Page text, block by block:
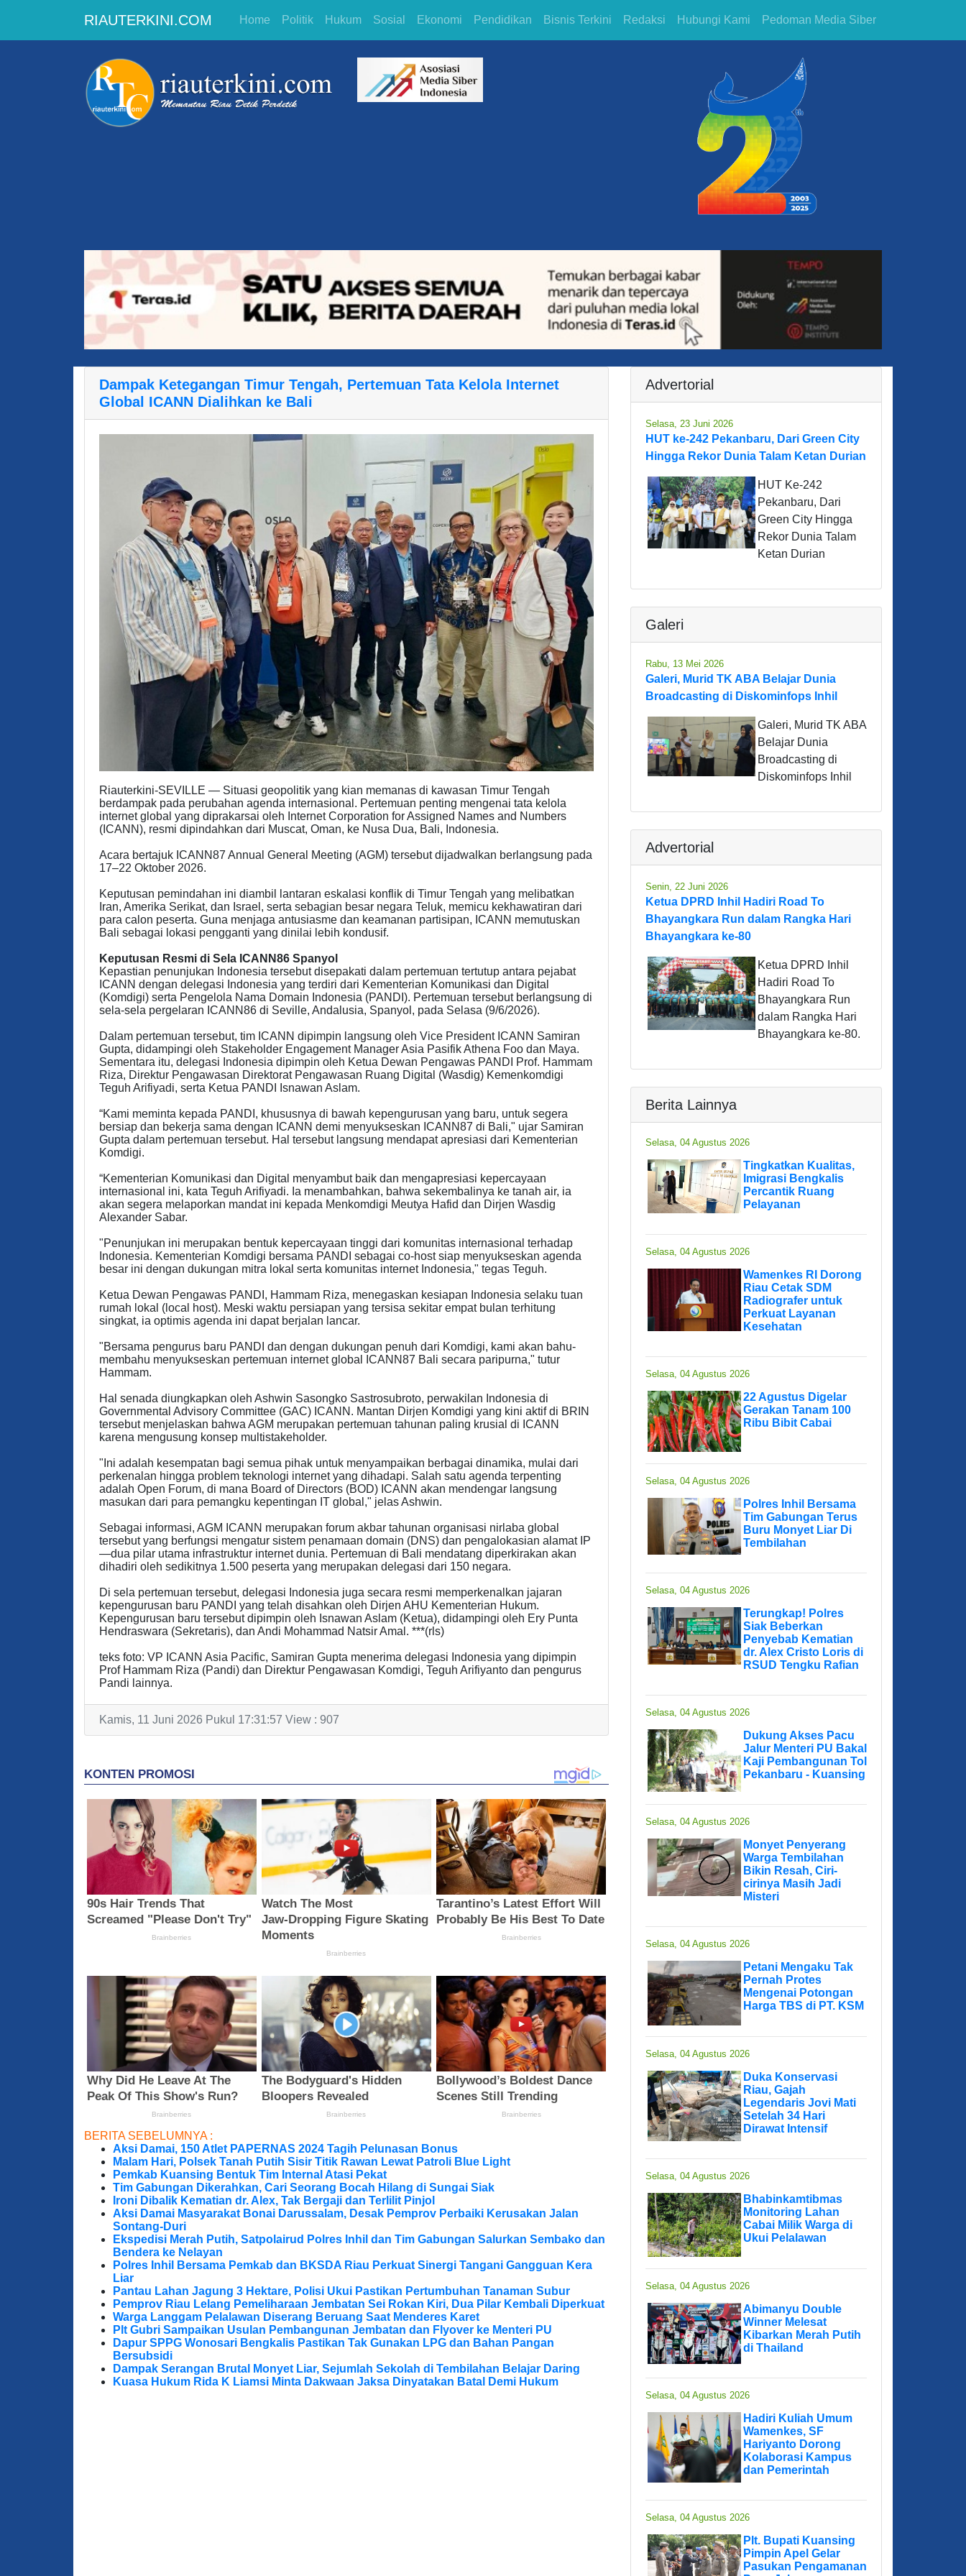
RIAUTERKINI.COM Home Politik Hukum Sosial Ekonomi Pendidikan Bisnis Terkini Redaksi Hubungi Kami Pedoman Media Siber
Dampak Ketegangan Timur Tengah, Pertemuan Tata Kelola Internet
Global ICANN Dialihkan ke Bali
Riauterkini-SEVILLE — Situasi geopolitik yang kian memanas di kawasan Timur Tengah
berdampak pada perubahan agenda internasional. Pertemuan penting mengenai tata kelola
internet global yang diprakarsai oleh Internet Corporation for Assigned Names and Numbers
(ICANN), resmi dipindahkan dari Muscat, Oman, ke Nusa Dua, Bali, Indonesia.
Acara bertajuk ICANN87 Annual General Meeting (AGM) tersebut dijadwalkan berlangsung pada
17–22 Oktober 2026.
Keputusan pemindahan ini diambil lantaran eskalasi konflik di Timur Tengah yang melibatkan
Iran, Amerika Serikat, dan Israel, serta sebagian besar negara Teluk, memicu kekhawatiran dari
para calon peserta. Guna menjaga antusiasme dan keamanan partisipan, ICANN memutuskan
Bali sebagai lokasi pengganti yang dinilai lebih kondusif.
Keputusan Resmi di Sela ICANN86 Spanyol
Kepastian penunjukan Indonesia tersebut disepakati dalam pertemuan tertutup antara pejabat
ICANN dengan delegasi Indonesia yang terdiri dari Kementerian Komunikasi dan Digital
(Komdigi) serta Pengelola Nama Domain Indonesia (PANDI). Pertemuan tersebut berlangsung di
sela-sela pergelaran ICANN86 di Seville, Andalusia, Spanyol, pada Selasa (9/6/2026).
Dalam pertemuan tersebut, tim ICANN dipimpin langsung oleh Vice President ICANN Samiran
Gupta, didampingi oleh Stakeholder Engagement Manager Asia Pasifik Athena Foo dan Maya.
Sementara itu, delegasi Indonesia dipimpin oleh Ketua Dewan Pengawas PANDI Prof. Hammam
Riza, Direktur Pengawasan Direktorat Pengawasan Ruang Digital (Wasdig) Kemenkomdigi
Teguh Arifiyadi, serta Ketua PANDI Isnawan Aslam.
“Kami meminta kepada PANDI, khususnya di bawah kepengurusan yang baru, untuk segera
bersiap dan bekerja sama dengan ICANN demi menyukseskan ICANN87 di Bali," ujar Samiran
Gupta dalam pertemuan tersebut. Hal tersebut langsung mendapat apresiasi dari Kementerian
Komdigi.
“Kementerian Komunikasi dan Digital menyambut baik dan mengapresiasi kepercayaan
internasional ini, kata Teguh Arifiyadi. Ia menambahkan, bahwa sekembalinya ke tanah air, ia
akan segera melaporkan mandat ini kepada Menkomdigi Meutya Hafid dan Dirjen Wasdig
Alexander Sabar.
"Penunjukan ini merupakan bentuk kepercayaan tinggi dari komunitas internasional terhadap
Indonesia. Kementerian Komdigi bersama PANDI sebagai co-host siap menyukseskan agenda
besar ini dengan dukungan mitra lokal serta komunitas internet Indonesia," tegas Teguh.
Ketua Dewan Pengawas PANDI, Hammam Riza, menegaskan kesiapan Indonesia selaku tuan
rumah lokal (local host). Meski waktu persiapan yang tersisa sekitar empat bulan terhitung
singkat, ia optimis agenda ini dapat berjalan lancar.
"Bersama pengurus baru PANDI dan dengan dukungan penuh dari Komdigi, kami akan bahu-
membahu menyukseskan pertemuan internet global ICANN87 Bali secara paripurna," tutur
Hammam.
Hal senada diungkapkan oleh Ashwin Sasongko Sastrosubroto, perwakilan Indonesia di
Governmental Advisory Committee (GAC) ICANN. Mantan Dirjen Komdigi yang kini aktif di BRIN
tersebut menjelaskan bahwa AGM merupakan pertemuan tahunan paling krusial di ICANN
karena mengusung konsep multistakeholder.
"Ini adalah kesempatan bagi semua pihak untuk menyampaikan berbagai dinamika, mulai dari
perkenalan hingga problem teknologi internet yang dihadapi. Salah satu agenda terpenting
adalah Open Forum, di mana Board of Directors (BOD) ICANN akan mendengar langsung
masukan dari para pemangku kepentingan IT global," jelas Ashwin.
Sebagai informasi, AGM ICANN merupakan forum akbar tahunan organisasi nirlaba global
tersebut yang berfungsi mengatur sistem penamaan domain (DNS) dan pengalokasian alamat IP
—dua pilar utama infrastruktur internet dunia. Pertemuan di Bali mendatang diperkirakan akan
dihadiri oleh sedikitnya 1.500 peserta yang merupakan delegasi dari 150 negara.
Di sela pertemuan tersebut, delegasi Indonesia juga secara resmi memperkenalkan jajaran
kepengurusan baru PANDI yang telah disahkan oleh Dirjen AHU Kementerian Hukum.
Kepengurusan baru tersebut dipimpin oleh Isnawan Aslam (Ketua), didampingi oleh Ery Punta
Hendraswara (Sekretaris), dan Andi Mohammad Natsir Amal. ***(rls)
teks foto: VP ICANN Asia Pacific, Samiran Gupta menerima delegasi Indonesia yang dipimpin
Prof Hammam Riza (Pandi) dan Direktur Pengawasan Komdigi, Teguh Arifiyanto dan pengurus
Pandi lainnya.
Kamis, 11 Juni 2026 Pukul 17:31:57 View : 907
BERITA SEBELUMNYA :
Aksi Damai, 150 Atlet PAPERNAS 2024 Tagih Pelunasan Bonus
Malam Hari, Polsek Tanah Putih Sisir Titik Rawan Lewat Patroli Blue Light
Pemkab Kuansing Bentuk Tim Internal Atasi Pekat
Tim Gabungan Dikerahkan, Cari Seorang Bocah Hilang di Sungai Siak
Ironi Dibalik Kematian dr. Alex, Tak Bergaji dan Terlilit Pinjol
Aksi Damai Masyarakat Bonai Darussalam, Desak Pemprov Perbaiki Kerusakan Jalan
Sontang-Duri
Ekspedisi Merah Putih, Satpolairud Polres Inhil dan Tim Gabungan Salurkan Sembako dan
Bendera ke Nelayan
Polres Inhil Bersama Pemkab dan BKSDA Riau Perkuat Sinergi Tangani Gangguan Kera
Liar
Pantau Lahan Jagung 3 Hektare, Polisi Ukui Pastikan Pertumbuhan Tanaman Subur
Pemprov Riau Lelang Pemeliharaan Jembatan Sei Rokan Kiri, Dua Pilar Kembali Diperkuat
Warga Langgam Pelalawan Diserang Beruang Saat Menderes Karet
Plt Gubri Sampaikan Usulan Pembangunan Jembatan dan Flyover ke Menteri PU
Dapur SPPG Wonosari Bengkalis Pastikan Tak Gunakan LPG dan Bahan Pangan
Bersubsidi
Dampak Serangan Brutal Monyet Liar, Sejumlah Sekolah di Tembilahan Belajar Daring
Kuasa Hukum Rida K Liamsi Minta Dakwaan Jaksa Dinyatakan Batal Demi Hukum
Advertorial
Selasa, 23 Juni 2026
HUT ke-242 Pekanbaru, Dari Green City
Hingga Rekor Dunia Talam Ketan Durian
HUT Ke-242
Pekanbaru, Dari
Green City Hingga
Rekor Dunia Talam
Ketan Durian
Galeri
Rabu, 13 Mei 2026
Galeri, Murid TK ABA Belajar Dunia
Broadcasting di Diskominfops Inhil
Galeri, Murid TK ABA
Belajar Dunia
Broadcasting di
Diskominfops Inhil
Advertorial
Senin, 22 Juni 2026
Ketua DPRD Inhil Hadiri Road To
Bhayangkara Run dalam Rangka Hari
Bhayangkara ke-80
Ketua DPRD Inhil
Hadiri Road To
Bhayangkara Run
dalam Rangka Hari
Bhayangkara ke-80.
Berita Lainnya
Selasa, 04 Agustus 2026
Tingkatkan Kualitas,
Imigrasi Bengkalis
Percantik Ruang
Pelayanan
Selasa, 04 Agustus 2026
Wamenkes RI Dorong
Riau Cetak SDM
Radiografer untuk
Perkuat Layanan
Kesehatan
Selasa, 04 Agustus 2026
22 Agustus Digelar
Gerakan Tanam 100
Ribu Bibit Cabai
Selasa, 04 Agustus 2026
Polres Inhil Bersama
Tim Gabungan Terus
Buru Monyet Liar Di
Tembilahan
Selasa, 04 Agustus 2026
Terungkap! Polres
Siak Beberkan
Penyebab Kematian
dr. Alex Cristo Loris di
RSUD Tengku Rafian
Selasa, 04 Agustus 2026
Dukung Akses Pacu
Jalur Menteri PU Bakal
Kaji Pembangunan Tol
Pekanbaru - Kuansing
Selasa, 04 Agustus 2026
Monyet Penyerang
Warga Tembilahan
Bikin Resah, Ciri-
cirinya Masih Jadi
Misteri
Selasa, 04 Agustus 2026
Petani Mengaku Tak
Pernah Protes
Mengenai Potongan
Harga TBS di PT. KSM
Selasa, 04 Agustus 2026
Duka Konservasi
Riau, Gajah
Legendaris Jovi Mati
Setelah 34 Hari
Dirawat Intensif
Selasa, 04 Agustus 2026
Bhabinkamtibmas
Monitoring Lahan
Cabai Milik Warga di
Ukui Pelalawan
Selasa, 04 Agustus 2026
Abimanyu Double
Winner Melesat
Kibarkan Merah Putih
di Thailand
Selasa, 04 Agustus 2026
Hadiri Kuliah Umum
Wamenkes, SF
Hariyanto Dorong
Kolaborasi Kampus
dan Pemerintah
Selasa, 04 Agustus 2026
Plt. Bupati Kuansing
Pimpin Apel Gelar
Pasukan Pengamanan